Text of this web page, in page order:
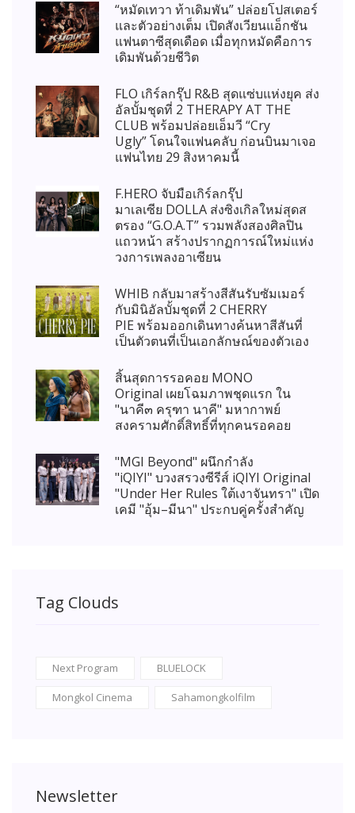
“หมัดเทวา ท้าเดิมพัน” ปล่อยโปสเตอร์
และตัวอย่างเต็ม เปิดสังเวียนแอ็กชัน
แฟนตาซีสุดเดือด เมื่อทุกหมัดคือการ
เดิมพันด้วยชีวิต
FLO เกิร์ลกรุ๊ป R&B สุดแซ่บแห่งยุค ส่ง
อัลบั้มชุดที่ 2 THERAPY AT THE
CLUB พร้อมปล่อยเอ็มวี “Cry
Ugly” โดนใจแฟนคลับ ก่อนบินมาเจอ
แฟนไทย 29 สิงหาคมนี้
F.HERO จับมือเกิร์ลกรุ๊ป
มาเลเซีย DOLLA ส่งซิงเกิลใหม่สุดส
ตรอง “G.O.A.T” รวมพลังสองศิลปิน
แถวหน้า สร้างปรากฏการณ์ใหม่แห่ง
วงการเพลงอาเซียน
WHIB กลับมาสร้างสีสันรับซัมเมอร์
กับมินิอัลบั้มชุดที่ 2 CHERRY
PIE พร้อมออกเดินทางค้นหาสีสันที่
เป็นตัวตนที่เป็นเอกลักษณ์ของตัวเอง
สิ้นสุดการรอคอย MONO
Original เผยโฉมภาพชุดแรก ใน
"นาคี๓ ครุฑา นาคี" มหากาพย์
สงครามศักดิ์สิทธิ์ที่ทุกคนรอคอย
"MGI Beyond" ผนึกกำลัง
"iQIYI" บวงสรวงซีรีส์ iQIYI Original
"Under Her Rules ใต้เงาจันทรา" เปิด
เคมี "อุ้ม–มีนา" ประกบคู่ครั้งสำคัญ
Tag Clouds
Next Program BLUELOCK
Mongkol Cinema Sahamongkolfilm
Newsletter